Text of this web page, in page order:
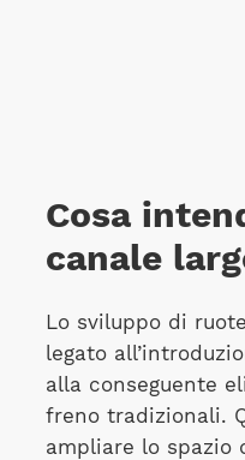
Cosa
canale
Lo sviluppo di
legato
alla conseguente
freno tradizionali.
ampliare lo spazio